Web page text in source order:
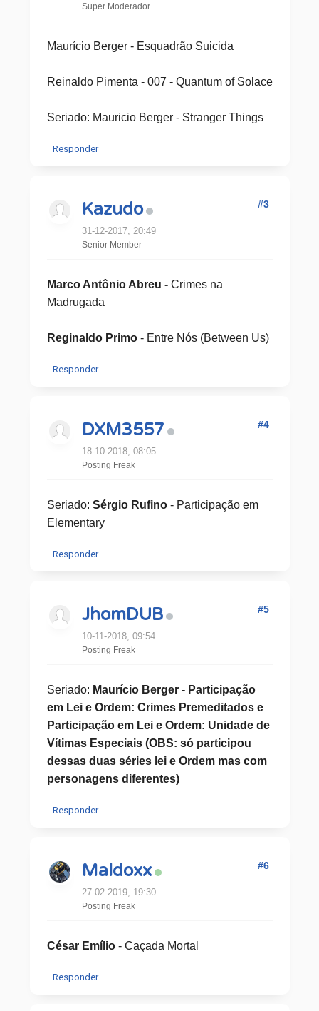
Super Moderador
Maurício Berger - Esquadrão Suicida
Reinaldo Pimenta - 007 - Quantum of Solace
Seriado: Mauricio Berger - Stranger Things
Responder
Kazudo
31-12-2017, 20:49
Senior Member
#3
Marco Antônio Abreu - ​Crimes na
Madrugada
Reginaldo Primo- Entre Nós (Between Us)
Responder
DXM3557
18-10-2018, 08:05
Posting Freak
#4
Seriado: Sérgio Rufino- Participação em
Elementary
Responder
JhomDUB
10-11-2018, 09:54
Posting Freak
#5
Seriado: Maurício Berger - Participação
em Lei e Ordem: Crimes Premeditados e
Participação em Lei e Ordem: Unidade de
Vítimas Especiais (OBS: só participou
dessas duas séries lei e Ordem mas com
personagens diferentes)
Responder
Maldoxx
27-02-2019, 19:30
Posting Freak
#6
César Emílio- Caçada Mortal
Responder